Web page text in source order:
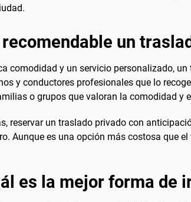
recomendable un
comodidad y un servicio personalizado,
y conductores profesionales que lo
o grupos que valoran la comodidad y
reservar un traslado privado con
Aunque es una opción más costosa que
es la mejor forma de